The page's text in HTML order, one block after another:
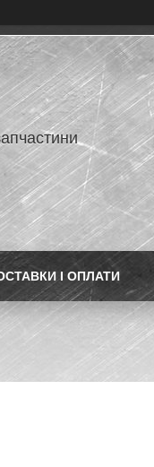
І ОПЛАТИ